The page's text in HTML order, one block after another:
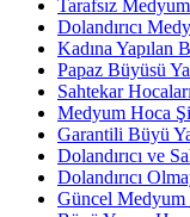
Tarafsız
Dolandırıcı
Kadına Yapılan
Papaz Büyüsü
Sahtekar
Medyum Hoca
Garantili Büyü
Dolandırıcı ve
Dolandırıcı
Güncel Medyum